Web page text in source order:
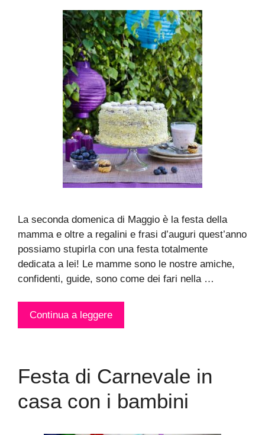
La seconda domenica di Maggio è la festa della
mamma e oltre a regalini e frasi d’auguri quest’anno
possiamo stupirla con una festa totalmente
dedicata a lei! Le mamme sono le nostre amiche,
confidenti, guide, sono come dei fari nella …
Continua a leggere
Festa di Carnevale in
casa con i bambini